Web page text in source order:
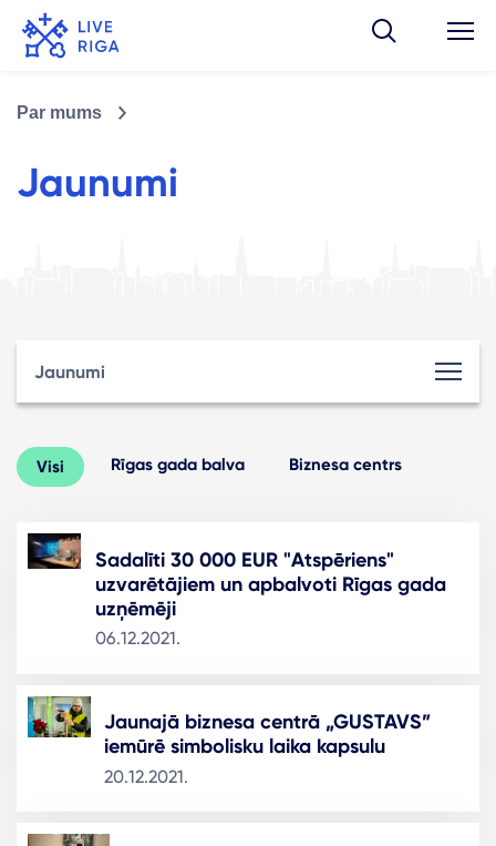
Par mums
Jaunumi
Jaunumi
Visi Rīgas gada balva Biznesa centrs
Sadalīti 30 000 EUR "Atspēriens"
uzvarētājiem un apbalvoti Rīgas gada
uzņēmēji
06.12.2021.
Jaunajā biznesa centrā „GUSTAVS”
iemūrē simbolisku laika kapsulu
20.12.2021.